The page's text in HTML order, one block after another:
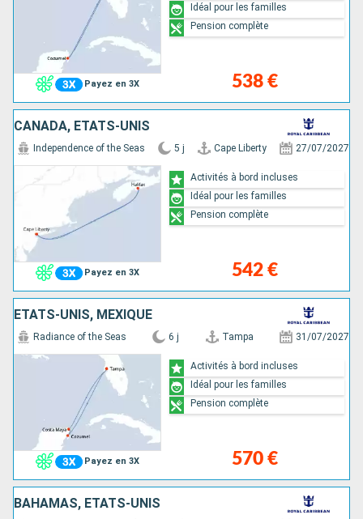
Payez en 3X 538 €
Idéal pour les familles
Pension complète
CANADA, ÉTATS-UNIS
Payez en 3X
Independence of the Seas 5 j Cape Liberty 27/07/2027
542 €
Activités à bord incluses
Idéal pour les familles
Pension complète
ÉTATS-UNIS, MEXIQUE
Payez en 3X
Radiance of the Seas 6 j Tampa 31/07/2027
570 €
Activités à bord incluses
Idéal pour les familles
Pension complète
BAHAMAS, ÉTATS-UNIS